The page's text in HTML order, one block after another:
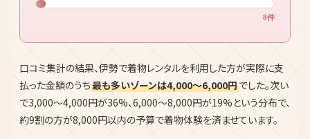
8件
口コミ集計の結果、伊勢で着物レンタルを利用した方が実際に支
払った金額のうち最も多いゾーンは4,000〜6,000円でした。次い
で3,000〜4,000円が36%、6,000〜8,000円が19%という分布で、
約9割の方が8,000円以内の予算で着物体験を済ませています。